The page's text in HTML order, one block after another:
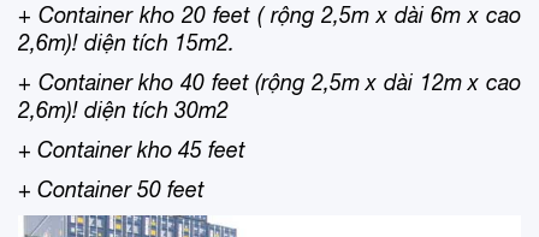
+ Container kho 20 feet ( rộng 2,5m x dài 6m x cao
2,6m)! diện tích 15m2.
+ Container kho 40 feet(rộng 2,5m x dài 12m x cao
2,6m)! diện tích 30m2
+ Container kho 45 feet
+ Container 50 feet